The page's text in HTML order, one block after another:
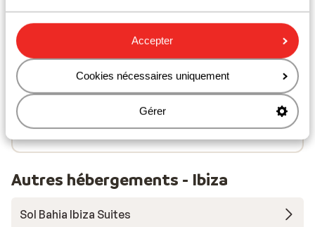
Accepter
Cookies nécessaires uniquement
Gérer
Distance aux magasins les plus proches environ 50
mètres
Distance à la supérette la plus proche environ 50
mètres
Distance au restaurant le plus proche environ 50
mètres
Distance à la pharmacie la plus proche environ 400
mètres
Autres hébergements - Ibiza
Sol Bahia Ibiza Suites